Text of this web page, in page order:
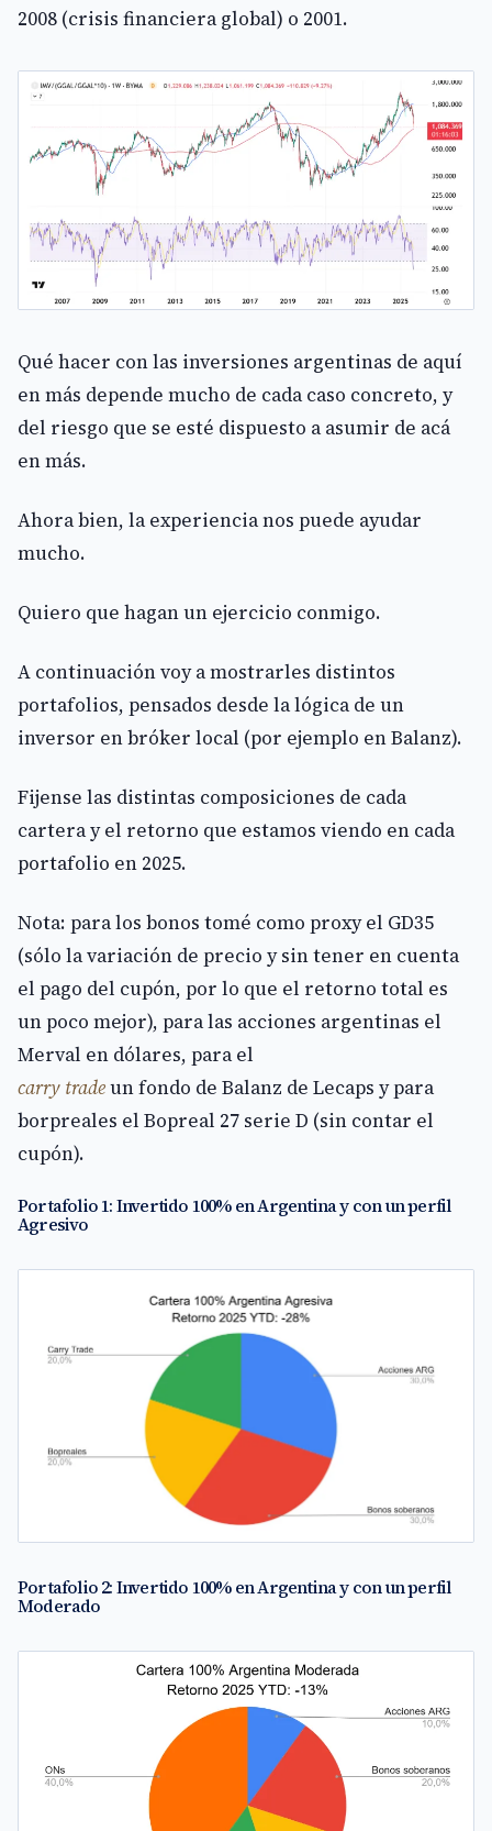
2008 (crisis financiera global) o 2001.
Qué hacer con las inversiones argentinas de aquí
en más depende mucho de cada caso concreto, y
del riesgo que se esté dispuesto a asumir de acá
en más.
Ahora bien, la experiencia nos puede ayudar
mucho.
Quiero que hagan un ejercicio conmigo.
A continuación voy a mostrarles distintos
portafolios, pensados desde la lógica de un
inversor en bróker local (por ejemplo en Balanz).
Fijense las distintas composiciones de cada
cartera y el retorno que estamos viendo en cada
portafolio en 2025.
Nota: para los bonos tomé como proxy el GD35
(sólo la variación de precio y sin tener en cuenta
el pago del cupón, por lo que el retorno total es
un poco mejor), para las acciones argentinas el
Merval en dólares, para el
carry tradeun fondo de Balanz de Lecaps y para
borpreales el Bopreal 27 serie D (sin contar el
cupón).
Portafolio 1: Invertido 100% en Argentina y con un perfil
Agresivo
Portafolio 2: Invertido 100% en Argentina y con un perfil
Moderado